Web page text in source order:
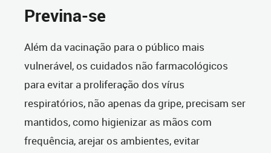
Previna-se
Além da vacinação para o público mais
vulnerável, os cuidados não farmacológicos
para evitar a proliferação dos vírus
respiratórios, não apenas da gripe, precisam ser
mantidos, como higienizar as mãos com
frequência, arejar os ambientes, evitar